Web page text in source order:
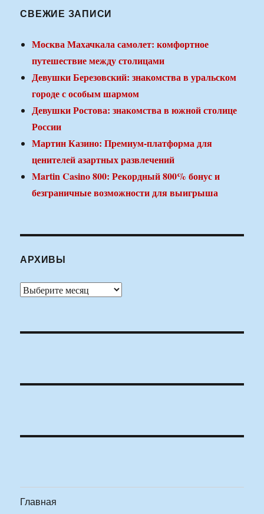
СВЕЖИЕ ЗАПИСИ
Москва Махачкала самолет: комфортное
путешествие между столицами
Девушки Березовский: знакомства в уральском
городе с особым шармом
Девушки Ростова: знакомства в южной столице
России
Мартин Казино: Премиум-платформа для
ценителей азартных развлечений
Martin Casino 800: Рекордный 800% бонус и
безграничные возможности для выигрыша
АРХИВЫ
Архивы
Главная